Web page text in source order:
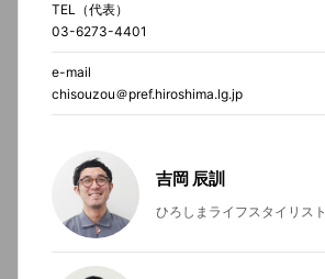
TEL（代表）
03-6273-4401
e-mail
chisouzou＠pref.hiroshima.lg.jp
吉岡 辰訓
ひろしまライフスタイリスト